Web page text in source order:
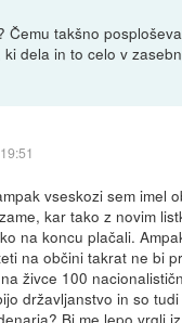
Čemu takšno
dela in to celo v
vseskozi sem imel
kar tako z novim
na koncu plačali.
na občini takrat ne bi
živce 100
državljanstvo in so